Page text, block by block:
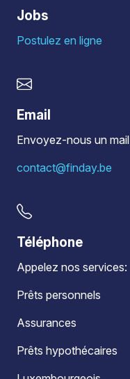
Jobs
Postulez en ligne
Email
Envoyez-nous un mail
contact@finday.be
Téléphone
Appelez nos services:
Prêts personnels
Assurances
Prêts hypothécaires